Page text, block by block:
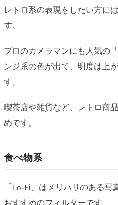
レトロ系の表現をしたい方に
す。
プロのカメラマンにも人気の
ンジ系の色が出て、明度は上
す。
喫茶店や雑貨など、レトロ商
めです。
食べ物系
「Lo-Fi」はメリハリのある
おすすめのフィルターです。